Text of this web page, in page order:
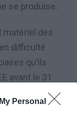
Personal
se produise.
matériel des
difficulté
qu’ils
avant le 31
suspension des
mais